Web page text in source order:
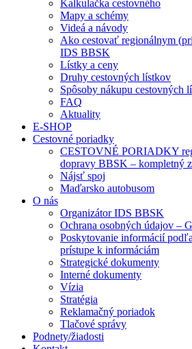
Kalkulačka cestovného
Mapy a schémy
Videá a návody
Ako cestovať regionálnym
IDS BBSK
Lístky a ceny
Druhy cestovných lístkov
Spôsoby nákupu cestovných
FAQ
Aktuality
E-SHOP
Cestovné poriadky
CESTOVNÉ PORIADKY
dopravy BBSK – kompletný
Nájsť spoj
Maďarsko autobusom
O nás
Organizátor IDS BBSK
Ochrana osobných údajov –
Poskytovanie informácií
prístupe k informáciám
Strategické dokumenty
Interné dokumenty
Vízia
Stratégia
Reklamačný poriadok
Tlačové správy
Podnety/žiadosti